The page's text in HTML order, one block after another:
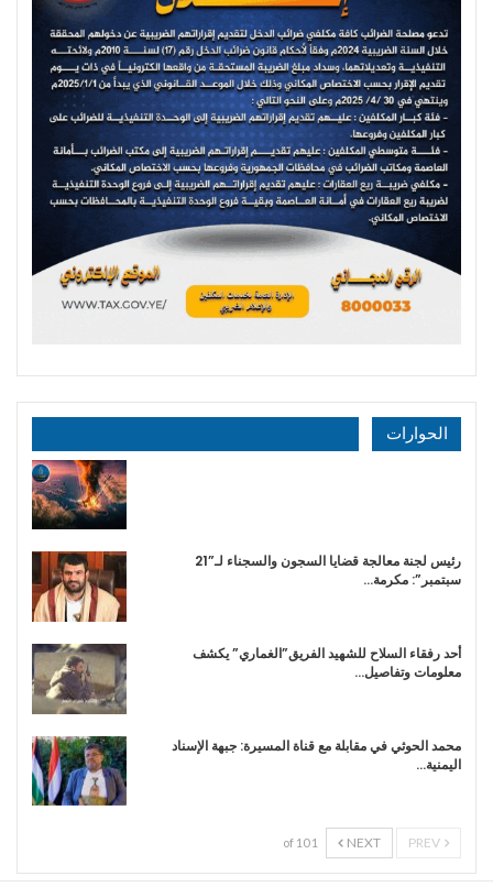
الحوارات
رئيس لجنة معالجة قضايا السجون والسجناء لـ”21
سبتمبر”: مكرمة…
أحد رفقاء السلاح للشهيد الفريق”الغماري” يكشف
معلومات وتفاصيل…
محمد الحوثي في مقابلة مع قناة المسيرة: جبهة الإسناد
اليمنية…
NEXT
1 of 10